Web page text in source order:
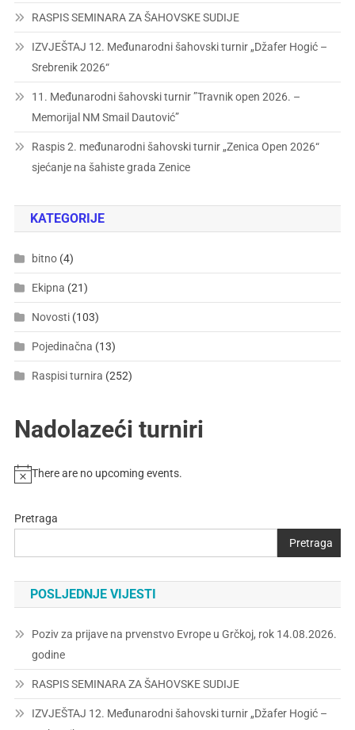
RASPIS SEMINARA ZA ŠAHOVSKE SUDIJE
IZVJEŠTAJ 12. Međunarodni šahovski turnir „Džafer Hogić –
Srebrenik 2026“
11. Međunarodni šahovski turnir ”Travnik open 2026. –
Memorijal NM Smail Dautović”
Raspis 2. međunarodni šahovski turnir „Zenica Open 2026“
sjećanje na šahiste grada Zenice
KATEGORIJE
bitno(4)
Ekipna (21)
Novosti(103)
Pojedinačna (13)
Raspisi turnira (252)
Nadolazeći turniri
There are no upcoming events.
Pretraga
Pretraga
POSLJEDNJE VIJESTI
Poziv za prijave na prvenstvo Evrope u Grčkoj, rok 14.08.2026.
godine
RASPIS SEMINARA ZA ŠAHOVSKE SUDIJE
IZVJEŠTAJ 12. Međunarodni šahovski turnir „Džafer Hogić –